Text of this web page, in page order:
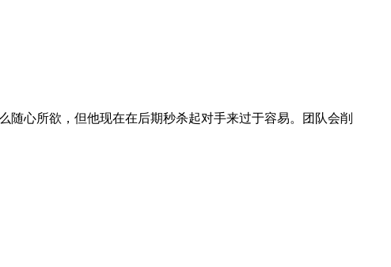
心所欲，但他现在在后期秒杀起对手来过于容易。团队会削